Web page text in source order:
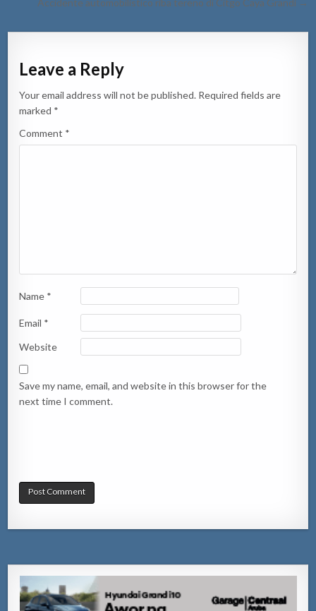
Accidente automobilistico riba tereno di Citgo Caya Grandi →
Leave a Reply
Your email address will not be published. Required fields are
marked *
Comment *
Name *
Email *
Website
Save my name, email, and website in this browser for the
next time I comment.